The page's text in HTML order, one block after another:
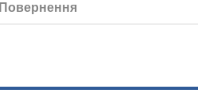
Повернення